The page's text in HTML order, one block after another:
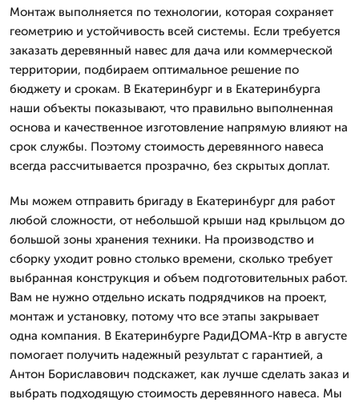
Монтаж выполняется по технологии, которая сохраняет
геометрию и устойчивость всей системы. Если требуется
заказать деревянный навес для дача или коммерческой
территории, подбираем оптимальное решение по
бюджету и срокам. В Екатеринбург и в Екатеринбурга
наши объекты показывают, что правильно выполненная
основа и качественное изготовление напрямую влияют на
срок службы. Поэтому стоимость деревянного навеса
всегда рассчитывается прозрачно, без скрытых доплат.
Мы можем отправить бригаду в Екатеринбург для работ
любой сложности, от небольшой крыши над крыльцом до
большой зоны хранения техники. На производство и
сборку уходит ровно столько времени, сколько требует
выбранная конструкция и объем подготовительных работ.
Вам не нужно отдельно искать подрядчиков на проект,
монтаж и установку, потому что все этапы закрывает
одна компания. В Екатеринбурге РадиДОМА-Ктр в августе
помогает получить надежный результат с гарантией, а
Антон Бориславович подскажет, как лучше сделать заказ и
выбрать подходящую стоимость деревянного навеса. Мы